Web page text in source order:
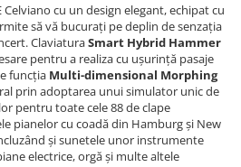
si
iOS /
Celviano cu un design elegant, echipat cu
să vă bucurați pe deplin de senzația
ClaviaturaSmart Hybrid Hammer
pentru a realiza cu ușurință pasaje
funcția Multi-dimensional Morphing
prin adoptarea unui simulator unic de
pentru toate cele 88 de clape
pianelor cu coadă din Hamburg și New
și sunetele unor instrumente
electrice, orgă și multe altele